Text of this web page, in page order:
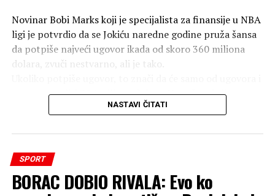
Novinar Bobi Marks koji je specijalista za finansije u NBA
ligi je potvrdio da se Jokiću naredne godine pruža šansa
da potpiše najveći ugovor ikada od skoro 360 miliona
dolara, zvuči nestvarno, ali je tako.
terena zaraditi 724 miliona dolara. Ne računajući
reklame, sponzore i sve što dolazi sa tim.Koliko je Jokić
304.984,295 dolara. U to ne ulazi ugovor od 59 miliona
koji važi za sljedeću sezonu (2026/27), kao ni 62.841,702
dolara koje prima za sezonu 2027/28 za koju ima igračku
opciju. Dakle, tada bi se on pitao da li želi produžetak
NASTAVI ČITATI
SPORT
BORAC DOBIO RIVALA: Evo ko